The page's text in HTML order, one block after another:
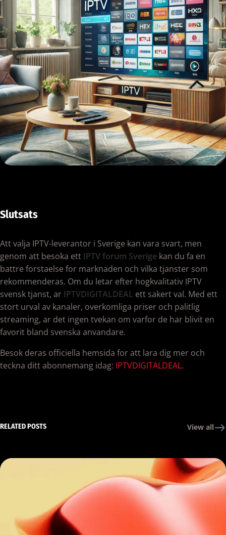
Slutsats
Att valja IPTV-leverantor i Sverige kan vara svart, men
genom att besoka ett IPTV forum Sverige kan du fa en
battre forstaelse for marknaden och vilka tjanster som
rekommenderas. Om du letar efter hogkvalitativ IPTV
svensk tjanst, ar IPTVDIGITALDEAL ett sakert val. Med ett
stort urval av kanaler, overkomliga priser och palitlig
streaming, ar det ingen tvekan om varfor de har blivit en
favorit bland svenska anvandare.
Besok deras officiella hemsida for att lara dig mer och
teckna ditt abonnemang idag: IPTVDIGITALDEAL.
RELATED POSTS View all